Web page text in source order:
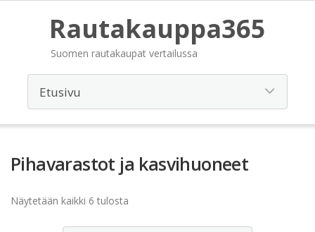
Rautakauppa365
Suomen rautakaupat vertailussa
Pihavarastot ja kasvihuoneet
Näytetään kaikki 6 tulosta